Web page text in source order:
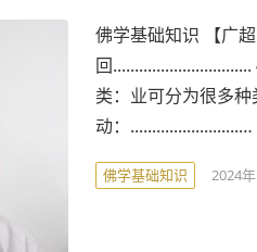
佛学基础知识 【广
回
类：业可分为很多种
动：.........................…
佛学基础知识 2024